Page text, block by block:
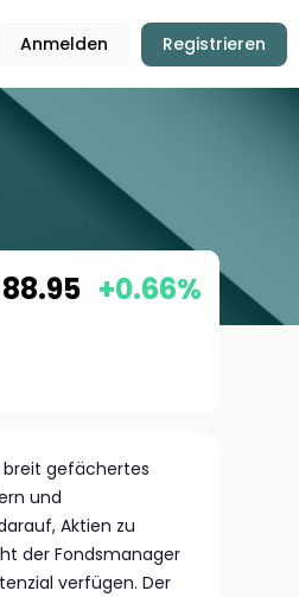
Anmelden Registrieren
88.95 +0.66%
breit gefächertes
und
Aktien zu
der Fondsmanager
verfügen. Der